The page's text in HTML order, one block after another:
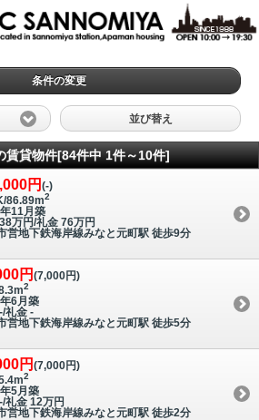
条件の変更
並び替え
賃貸物件[84件中 1件～10件]
円 (-)
86.89m2
11月築
万円/礼金 76万円
営地下鉄海岸線みなと元町駅 徒歩9分
円 (7,000円)
2
6月築
礼金 -
営地下鉄海岸線みなと元町駅 徒歩5分
円 (7,000円)
2
5月築
礼金 12万円
営地下鉄海岸線みなと元町駅 徒歩2分